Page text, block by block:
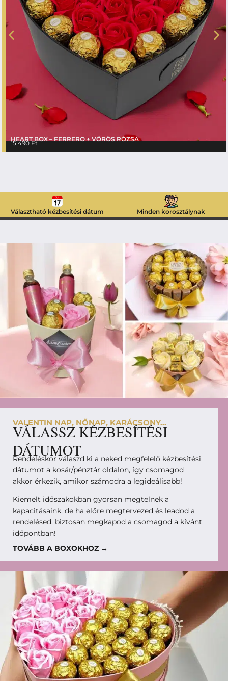
HEART BOX – FERRERO + VÖRÖS RÓZSA
15 490Ft
Választható kézbesítési dátum Minden korosztálynak
VALENTIN NAP, NŐNAP, KARÁCSONY...
VÁLASSZ KÉZBESÍTÉSI
DÁTUMOT
Rendeléskor válaszd ki a neked megfelelő kézbesítési
dátumot a kosár/pénztár oldalon, így csomagod
akkor érkezik, amikor számodra a legideálisabb!
Kiemelt időszakokban gyorsan megtelnek a
kapacitásaink, de ha előre megtervezed és leadod a
rendelésed, biztosan megkapod a csomagod a kívánt
időpontban!
TOVÁBB A BOXOKHOZ →